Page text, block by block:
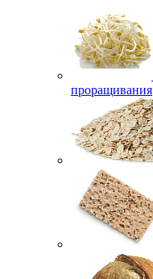
проращивания